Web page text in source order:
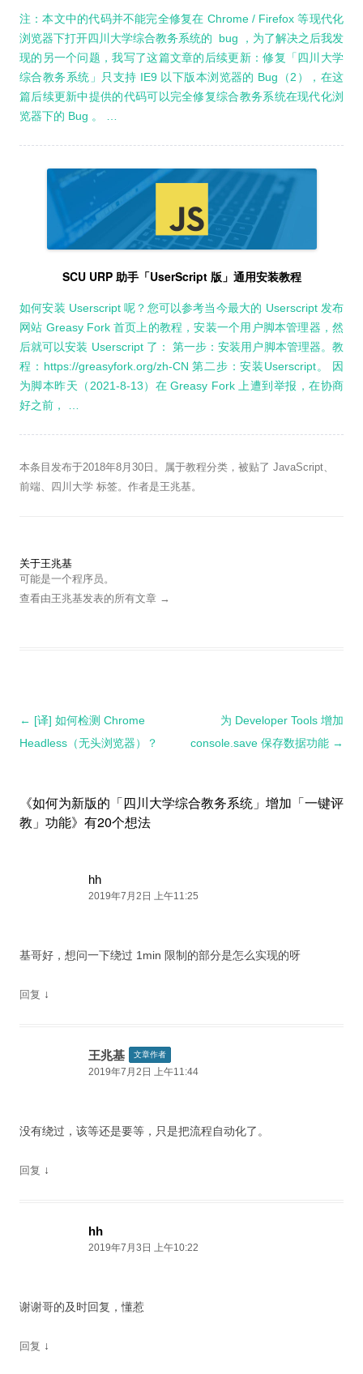
注：本文中的代码并不能完全修复在 Chrome / Firefox 等现代化
浏览器下打开四川大学综合教务系统的 bug ，为了解决之后我发
现的另一个问题，我写了这篇文章的后续更新：修复「四川大学
综合教务系统」只支持 IE9 以下版本浏览器的 Bug（2），在这
篇后续更新中提供的代码可以完全修复综合教务系统在现代化浏
览器下的 Bug 。 …
SCU URP 助手「UserScript 版」通用安装教程
如何安装 Userscript 呢？您可以参考当今最大的 Userscript 发布
网站 Greasy Fork 首页上的教程，安装一个用户脚本管理器，然
后就可以安装 Userscript 了： 第一步：安装用户脚本管理器。教
程：https://greasyfork.org/zh-CN 第二步：安装Userscript。 因
为脚本昨天（2021-8-13）在 Greasy Fork 上遭到举报，在协商
好之前， …
本条目发布于2018年8月30日 。属于教程分类，被贴了 JavaScript
前端
四川大学 标签。 作者是王兆基 。
关于王兆基
可能是一个程序员。
查看由王兆基发表的所有文章 →
导
← [译] 如何检测 Chrome
Headless（无头浏览器）？
为 Developer Tools 增加
console.save 保存数据功能 →
《如何为新版的「四川大学综合教务系统」增加「一键评
教」功能》有20个想法
hh
2019年7月2日 上午11:25
基哥好，想问一下绕过 1min 限制的部分是怎么实现的呀
回复 ↓
王兆基 文章作者
2019年7月2日 上午11:44
没有绕过，该等还是要等，只是把流程自动化了。
回复 ↓
hh
2019年7月3日 上午10:22
谢谢哥的及时回复，懂惹
回复 ↓